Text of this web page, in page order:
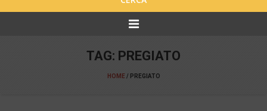
TAG: PREGIATO
HOME / PREGIATO